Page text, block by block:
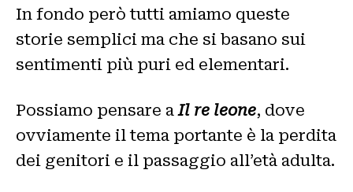
In fondo però tutti amiamo queste
storie semplici ma che si basano sui
sentimenti più puri ed elementari.
Possiamo pensare aIl re leone, dove
ovviamente il tema portante è la perdita
dei genitori e il passaggio all’età adulta.